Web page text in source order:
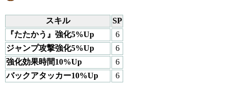
スキル
SP
『たたかう』強化5%Up
6
ジャンプ攻撃強化5%Up
6
強化効果時間10%Up
6
バックアタッカー10%Up
6